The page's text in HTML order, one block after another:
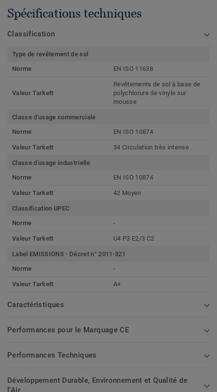
Spécifications techniques
Classification
Type de revêtement de sol
Norme
EN ISO 11638
Valeur Tarkett
Revêtements de sol à base de
polychlorure de vinyle sur
mousse
Classe d'usage commerciale
Norme
EN ISO 10874
Valeur Tarkett 34 Circulation très intense
Classe d'usage industrielle
Norme
EN ISO 10874
Valeur Tarkett 42 Moyen
Classification UPEC
Norme
-
Valeur Tarkett U4 P3 E2/3 C2
Label EMISSIONS - Décret n° 2011-321
Norme
-
Valeur Tarkett A+
Caractéristiques
Performances pour le Marquage CE
Performances Techniques
Développement Durable, Environnement et Qualité de
l'Air